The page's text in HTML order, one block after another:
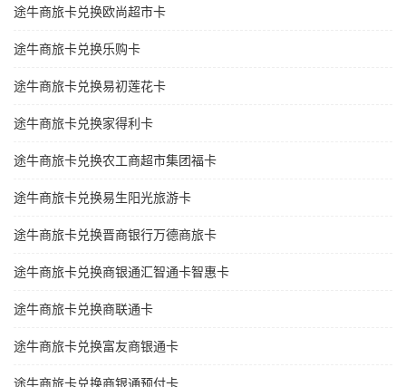
途牛商旅卡兑换欧尚超市卡
途牛商旅卡兑换乐购卡
途牛商旅卡兑换易初莲花卡
途牛商旅卡兑换家得利卡
途牛商旅卡兑换农工商超市集团福卡
途牛商旅卡兑换易生阳光旅游卡
途牛商旅卡兑换晋商银行万德商旅卡
途牛商旅卡兑换商银通汇智通卡智惠卡
途牛商旅卡兑换商联通卡
途牛商旅卡兑换富友商银通卡
途牛商旅卡兑换商银通预付卡